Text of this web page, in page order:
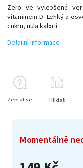
Momentálně
Zero ve vylepšené
vitaminem D. Lehký a
cukru, nula kalorií.
Detailní informace
Zeptat se Hlídat